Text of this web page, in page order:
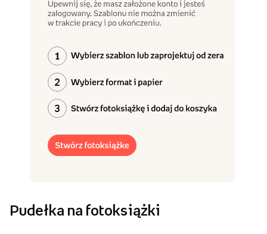
Pudełka na fotoksiążki